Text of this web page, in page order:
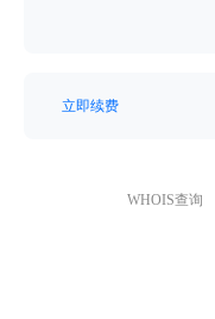
立即续费
WHOIS查询